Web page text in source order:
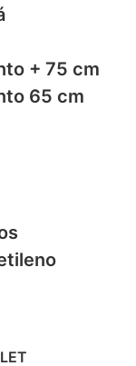
+ 75 cm
65 cm